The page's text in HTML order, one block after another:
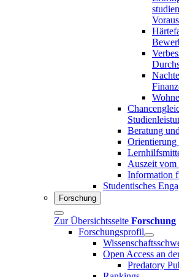
Beratung
Orientierung
Auszeit
Information
Studentisches
Forschung
Zur Übersichtsseite Forschung
Forschungsprofil
Open Access an
Predatory